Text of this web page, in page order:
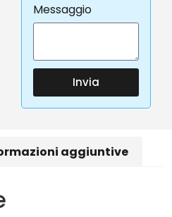
Messaggio
Invia
aggiuntive